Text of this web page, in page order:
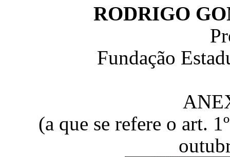
RODRIGO
Fundação
(a que se refere o art.